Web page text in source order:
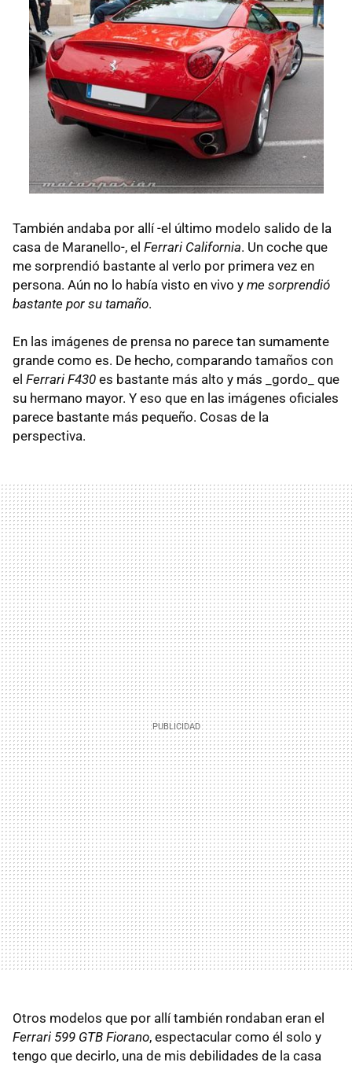
También andaba por allí -el último modelo salido de la
casa de Maranello-, el Ferrari California. Un coche que
me sorprendió bastante al verlo por primera vez en
persona. Aún no lo había visto en vivo y me sorprendió
bastante por su tamaño.
En las imágenes de prensa no parece tan sumamente
grande como es. De hecho, comparando tamaños con
el Ferrari F430 es bastante más alto y más _gordo_ que
su hermano mayor. Y eso que en las imágenes oficiales
parece bastante más pequeño. Cosas de la
perspectiva.
Otros modelos que por allí también rondaban eran el
Ferrari 599 GTB Fiorano, espectacular como él solo y
tengo que decirlo, una de mis debilidades de la casa